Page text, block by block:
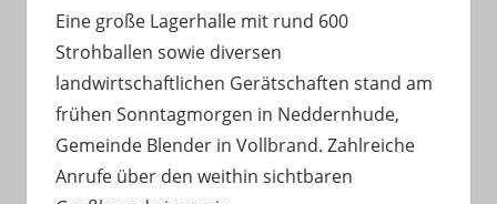
Eine große Lagerhalle mit rund 600
Strohballen sowie diversen
landwirtschaftlichen Gerätschaften stand am
frühen Sonntagmorgen in Neddernhude,
Gemeinde Blender in Vollbrand. Zahlreiche
Anrufe über den weithin sichtbaren